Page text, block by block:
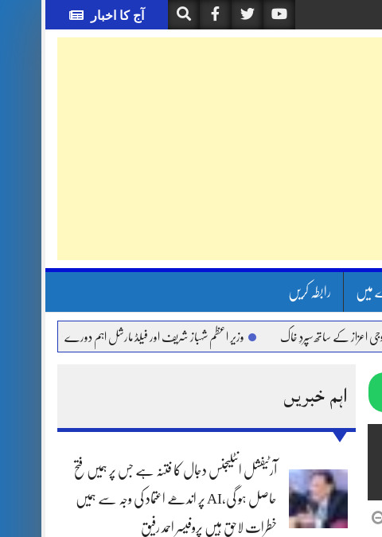
آج کا اخبار
میں رابطہ کریں
کے ساتھ سپردِ خاک وزیر اعظم شہباز شریف اور فیلڈ مارشل اہم دورے پر سعودی عرب روانہ
اہم خبریں
آرٹیفشل انٹلیجنس دجال کا فتنہ ہے جس پر ہمیں فتح
حاصل ہو گی،AI پر اندھے اعتماد کی وجہ سے ہمیں
خطرات لاحق ہیں پروفیسر احمد رفیق